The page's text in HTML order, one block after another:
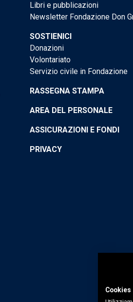
Libri e pubblicazioni
Newsletter Fondazione Don
SOSTIENICI
Donazioni
Volontariato
Servizio civile in Fondazione
RASSEGNA STAMPA
AREA DEL PERSONALE
ASSICURAZIONI E FONDI
PRIVACY